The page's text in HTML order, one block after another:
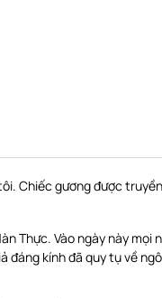
Chiếc gương được
Thực. Vào ngày này mọi
kính đã quy tụ về